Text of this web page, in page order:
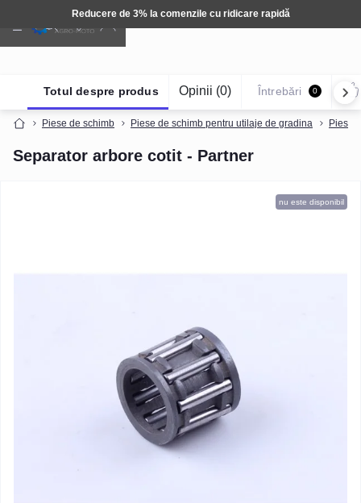
Reducere de 3% la comenzile cu ridicare rapidă
Piese de schimb Piese de schimb pentru utilaje de gradina Piese
Separator arbore cotit - Partner
Totul despre produs Opinii (0) Întrebări 0
nu este disponibil